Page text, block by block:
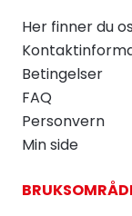
Her finner du
Betingelser
FAQ
Personvern
Min side